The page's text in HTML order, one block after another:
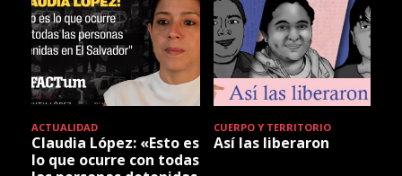
ACTUALIDAD
Claudia López: «Esto es
lo que ocurre con todas
CUERPO Y TERRITORIO
Así las liberaron